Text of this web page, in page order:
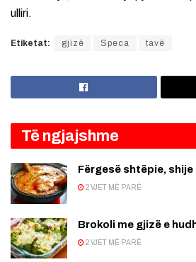
ulliri.
Etiketat: gjizë Speca tavë
Të ngjajshme
Fërgesë shtëpie,
2 VJET MË PARË
Brokoli me gjizë e
2 VJET MË PARË